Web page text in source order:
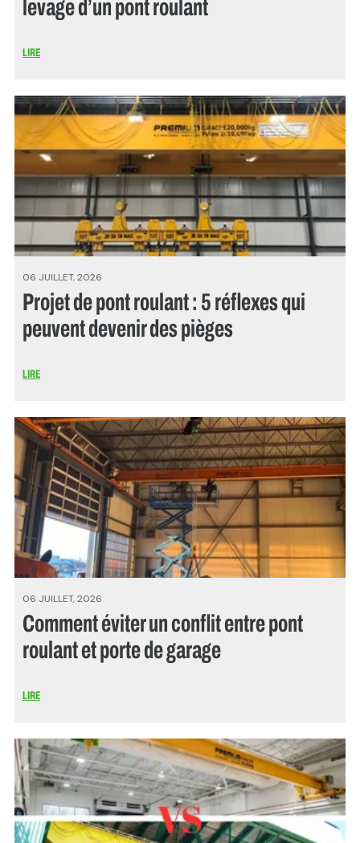
levage d’un pont roulant
LIRE
06 JUILLET, 2026
Projet de pont roulant : 5 réflexes qui
peuvent devenir des pièges
LIRE
06 JUILLET, 2026
Comment éviter un conflit entre pont
roulant et porte de garage
LIRE